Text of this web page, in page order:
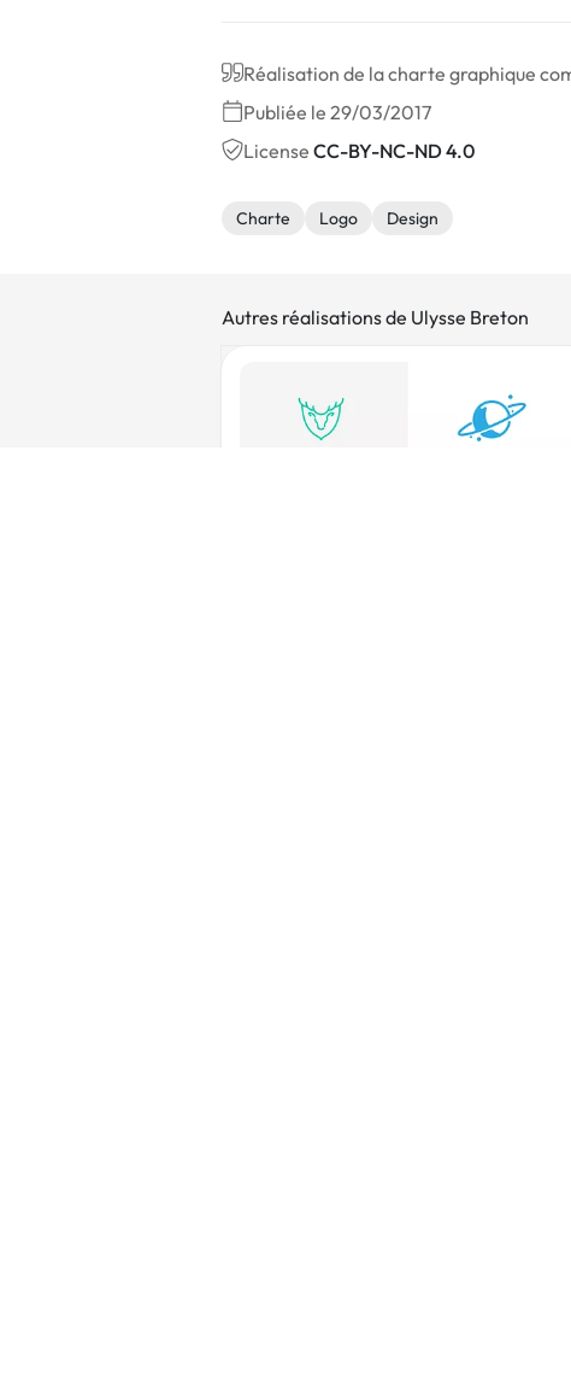
Réalisation de la charte graphique
Publiée le 29/03/2017
License CC-BY-NC-ND 4.0
Charte Logo Design
Autres réalisations de Ulysse Breton